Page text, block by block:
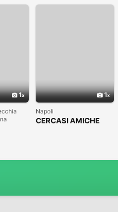
1 1
Napoli
CERCASI AMICHE